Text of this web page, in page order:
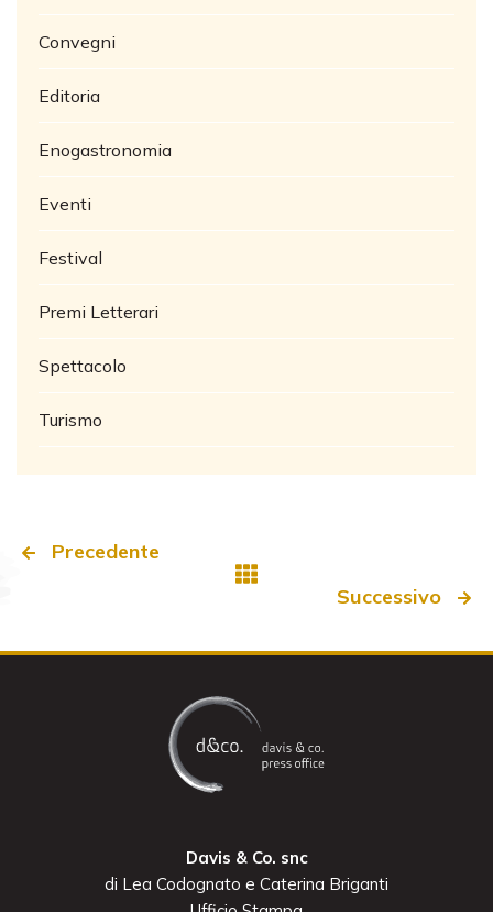
Convegni
Editoria
Enogastronomia
Eventi
Festival
Premi Letterari
Spettacolo
Turismo
Precedente
Successivo
Davis & Co. snc
di Lea Codognato e Caterina Briganti